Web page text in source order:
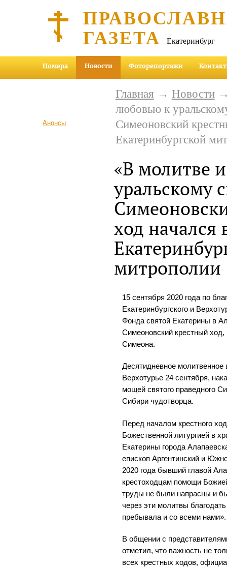
ГАЗЕТА Екатеринбург
Номера Новости Фоторепортажи
Анонсы
Главная → Новости→
любовью к
Симеоновский
Екатеринбургской
«В молитве
уральскому
ход начался
митрополии
15 сентября 2020 года по
Екатеринбургского и
Фонда святой Екатерины в
Симеоновский крестный
Симеона.
Десятидневное
Верхотурье 24 сентября,
мощей святого праведного
Сибири чудотворца.
Перед началом крестного
Божественной литургией в
Екатерины города
епископ Аргентинский и
2020 года бывший главой
крестоходцам помощи
труды не были напрасны и
через эти молитвы
пребывала и со всеми нами».
В общении с
отметил, что важность не
всех крестных ходов,